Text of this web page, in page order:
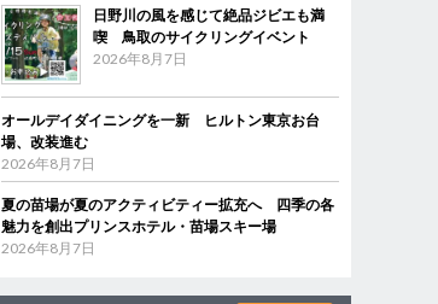
日野川の風を感じて絶品ジビエも満
喫 鳥取のサイクリングイベント
2026年8月7日
オールデイダイニングを一新 ヒルトン東京お台
場、改装進む
2026年8月7日
夏の苗場が夏のアクティビティー拡充へ 四季の各
魅力を創出プリンスホテル・苗場スキー場
2026年8月7日